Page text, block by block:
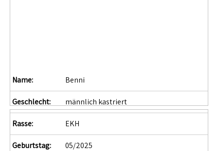
Name: Benni
Geschlecht: männlich kastriert
Rasse: EKH
Geburtstag: 05/2025